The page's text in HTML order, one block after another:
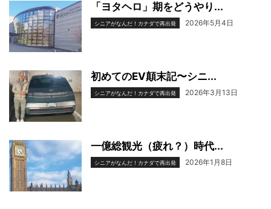
「ヨタヘロ」期をどうやり...
シニアがなんだ！カナダで再出発 2026年5月4日
初めてのEV顛末記〜シニ...
シニアがなんだ！カナダで再出発 2026年3月13日
一億総観光（疲れ？）時代...
シニアがなんだ！カナダで再出発 2026年1月8日